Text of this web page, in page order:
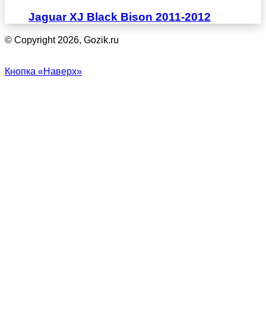
Jaguar XJ Black Bison 2011-2012
© Copyright 2026, Gozik.ru
Кнопка «Наверх»